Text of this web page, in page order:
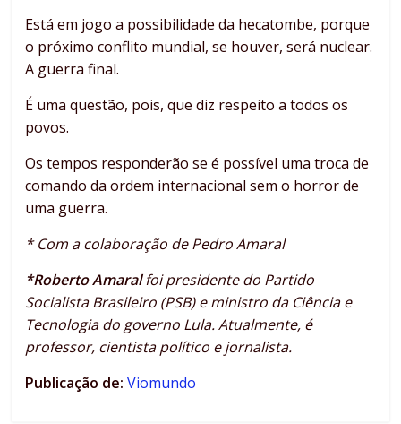
Está em jogo a possibilidade da hecatombe, porque
o próximo conflito mundial, se houver, será nuclear.
A guerra final.
É uma questão, pois, que diz respeito a todos os
povos.
Os tempos responderão se é possível uma troca de
comando da ordem internacional sem o horror de
uma guerra.
* Com a colaboração de Pedro Amaral
*Roberto Amaralfoi presidente do Partido
Socialista Brasileiro (PSB) e ministro da Ciência e
Tecnologia do governo Lula. Atualmente, é
professor, cientista político e jornalista.
Publicação de:Viomundo